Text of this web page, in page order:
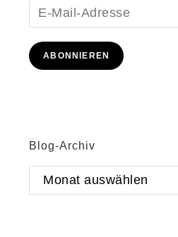
E-
Mail-
Adresse
ABONNIEREN
Blog-Archiv
Blog-
Archiv